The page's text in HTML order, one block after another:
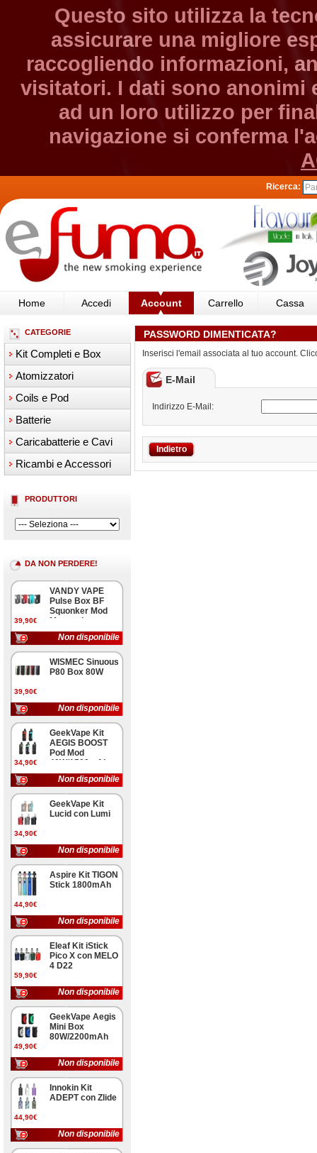
Questo sito utilizza la
assicurare una migliore
raccogliendo informazioni,
visitatori. I dati sono anonimi
ad un loro utilizzo per
navigazione si conferma
Ricerca:
Home Accedi Account Carrello Cassa
CATEGORIE
Kit Completi e Box
Atomizzatori
Coils e Pod
Batterie
Caricabatterie e Cavi
Ricambi e Accessori
PRODUTTORI
DA NON PERDERE!
39,90€
VANDY VAPE
Pulse Box BF
Squonker Mod
Meccanica
Non disponibile
39,90€
WISMEC Sinuous
P80 Box 80W
Non disponibile
34,90€
GeekVape Kit
AEGIS BOOST
Pod Mod
40W/1500mAh
Non disponibile
34,90€
GeekVape Kit
Lucid con Lumi
Non disponibile
44,90€
Aspire Kit TIGON
Stick 1800mAh
Non disponibile
59,90€
Eleaf Kit iStick
Pico X con MELO
4 D22
Non disponibile
49,90€
GeekVape Aegis
Mini Box
80W/2200mAh
Non disponibile
44,90€
Innokin Kit
ADEPT con Zlide
Non disponibile
PASSWORD DIMENTICATA?
Inserisci l'email associata al tuo account.
E-Mail
Indirizzo E-Mail:
Indietro